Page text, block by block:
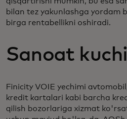
bilan tez yakunlashga yordam
birga rentabellikni oshiradi.
Sanoat kuchi
Finicity VOIE yechimi
kredit kartalari kabi barcha
qilish bozorlariga xizmat